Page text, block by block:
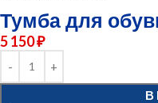
Тумба для
5 150₽
В